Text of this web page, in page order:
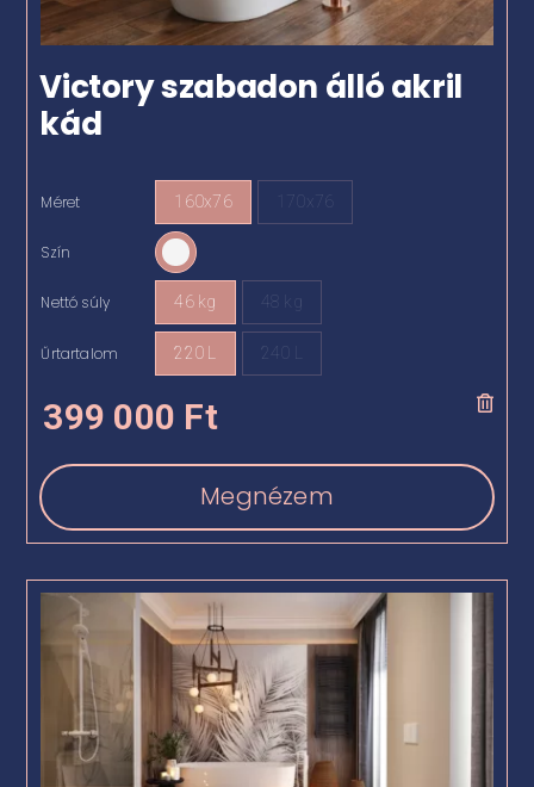
Victory szabadon álló akril
kád
Méret 160x76 170x76
Szín
Nettó súly 46 kg 48 kg
Űrtartalom 220 L 240 L
399 000 Ft
Megnézem